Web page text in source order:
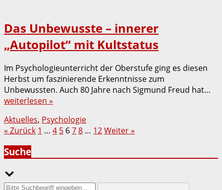
Das Unbewusste – innerer
„Autopilot“ mit Kultstatus
Im Psychologieunterricht der Oberstufe ging es diesen
Herbst um faszinierende Erkenntnisse zum
Unbewussten. Auch 80 Jahre nach Sigmund Freud hat…
weiterlesen »
Aktuelles, Psychologie
Seitennummerierung
der
« Zurück 1 … 4 5 678 … 12Weiter »
Suche